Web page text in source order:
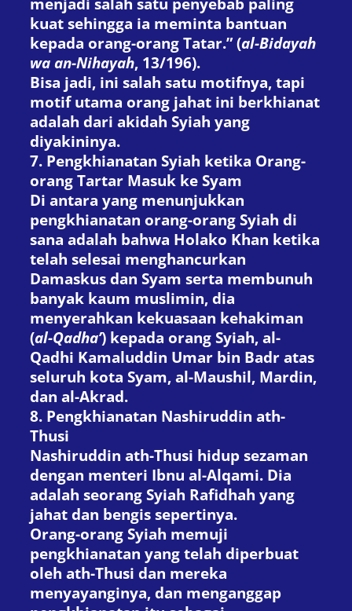
kuat sehingga ia meminta bantuan
kepada orang-orang Tatar.” (al-Bidayah
wa an-Nihayah, 13/196).
Bisa jadi, ini salah satu motifnya, tapi
motif utama orang jahat ini berkhianat
adalah dari akidah Syiah yang
diyakininya.
7. Pengkhianatan Syiah ketika Orang-
orang Tartar Masuk ke Syam
Di antara yang menunjukkan
pengkhianatan orang-orang Syiah di
sana adalah bahwa Holako Khan ketika
telah selesai menghancurkan
Damaskus dan Syam serta membunuh
banyak kaum muslimin, dia
menyerahkan kekuasaan kehakiman
(al-Qadha’) kepada orang Syiah, al-
Qadhi Kamaluddin Umar bin Badr atas
seluruh kota Syam, al-Maushil, Mardin,
dan al-Akrad.
8. Pengkhianatan Nashiruddin ath-
Thusi
Nashiruddin ath-Thusi hidup sezaman
dengan menteri Ibnu al-Alqami. Dia
adalah seorang Syiah Rafidhah yang
jahat dan bengis sepertinya.
Orang-orang Syiah memuji
pengkhianatan yang telah diperbuat
oleh ath-Thusi dan mereka
menyayanginya, dan menganggap